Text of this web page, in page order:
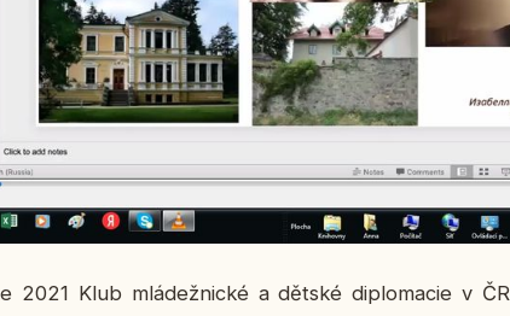
2021 Klub mlá­dež­nic­ké a dětské di­plo­ma­cie v